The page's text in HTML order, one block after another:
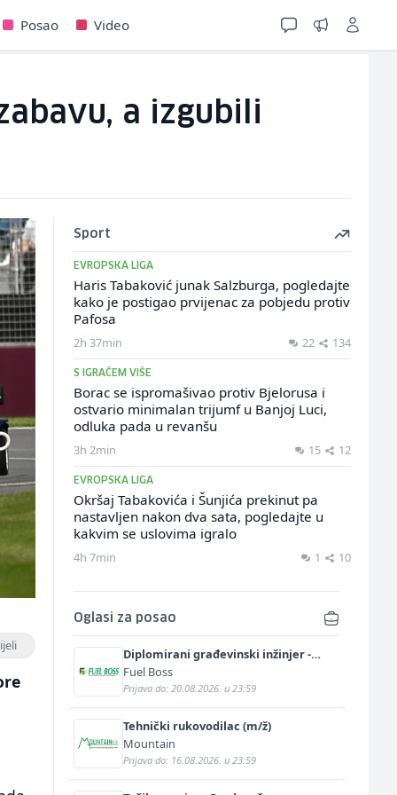
Posao Video
a izgubili
Sport
EVROPSKA LIGA
Haris Tabaković junak Salzburga, pogledajte
kako je postigao prvijenac za pobjedu protiv
Pafosa
2h 37min 22 134
S IGRAČEM VIŠE
Borac se ispromašivao protiv Bjelorusa i
ostvario minimalan trijumf u Banjoj Luci,
odluka pada u revanšu
3h 2min 15 12
EVROPSKA LIGA
Okršaj Tabakovića i Šunjića prekinut pa
nastavljen nakon dva sata, pogledajte u
kakvim se uslovima igralo
4h 7min 1 10
Oglasi za posao
Diplomirani građevinski inžinjer -
hidrotehnički smjer (m/ž)
Fuel Boss
Prijava do: 20.08.2026. u 23:59
Tehnički rukovodilac (m/ž)
Mountain
Prijava do: 16.08.2026. u 23:59